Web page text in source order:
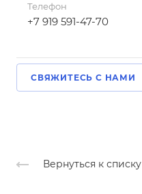
Телефон
+7 919 591-47-70
СВЯЖИТЕСЬ С НАМИ
Вернуться к списку